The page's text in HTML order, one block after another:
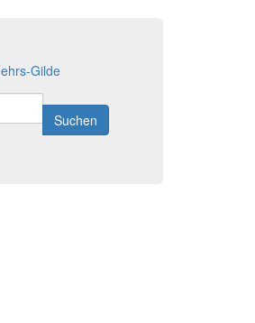
Gilde
Suchen